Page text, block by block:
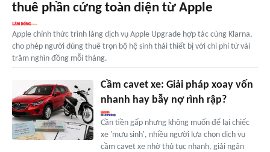
thuê phần cứng toàn diện từ Apple
Apple chính thức trình làng dịch vụ Apple Upgrade hợp tác cùng Klarna,
cho phép người dùng thuê trọn bộ hệ sinh thái thiết bị với chi phí từ vài
trăm nghìn đồng mỗi tháng.
Cầm cavet xe: Giải pháp xoay vốn
nhanh hay bẫy nợ rình rập?
Cần tiền gấp nhưng không muốn để lại chiếc
xe 'mưu sinh', nhiều người lựa chọn dịch vụ
cầm cavet xe nhờ thủ tục nhanh, giải ngân